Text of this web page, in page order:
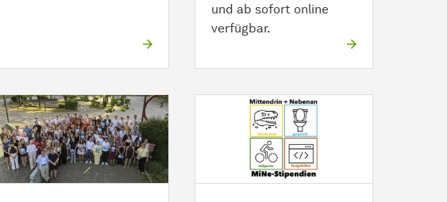
und ab sofort online
verfügbar.